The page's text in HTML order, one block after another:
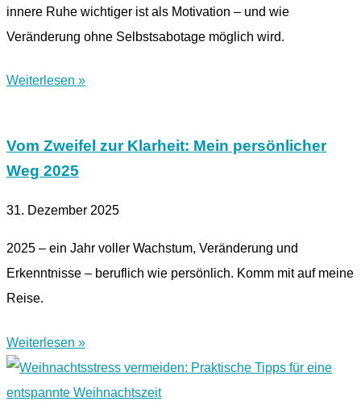
innere Ruhe wichtiger ist als Motivation – und wie
Veränderung ohne Selbstsabotage möglich wird.
Weiterlesen »
Vom Zweifel zur Klarheit: Mein persönlicher
Weg 2025
31. Dezember 2025
2025 – ein Jahr voller Wachstum, Veränderung und
Erkenntnisse – beruflich wie persönlich. Komm mit auf meine
Reise.
Weiterlesen »